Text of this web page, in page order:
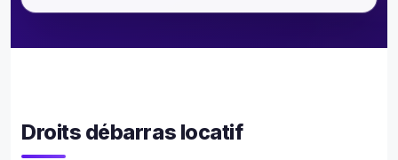
Droits débarras locatif